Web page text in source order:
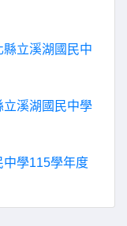
縣立溪湖國民中
立溪湖國民中學
中學115學年度